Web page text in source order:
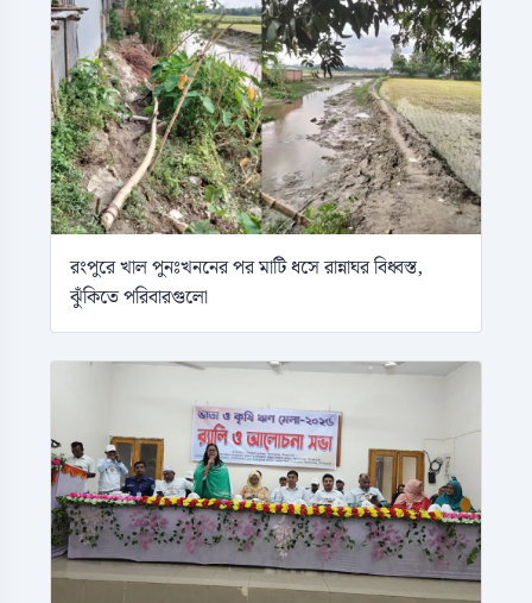
রংপুরে খাল পুনঃখননের পর মাটি ধসে রান্নাঘর বিধ্বস্ত,
ঝুঁকিতে পরিবারগুলো